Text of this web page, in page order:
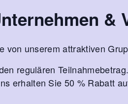
&
von unserem attraktiven
regulären
erhalten Sie 50 % Rabatt